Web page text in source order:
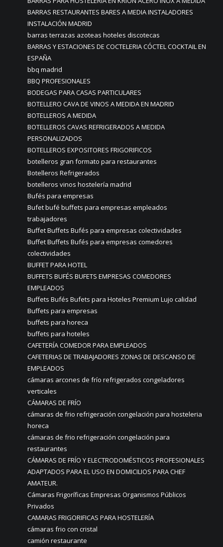
BARRAS RESTAURANTES BARES A MEDIA INSTALADORES
INSTALACIÓN MADRID
barras terrazas azoteas hoteles discotecas
BARRAS Y ESTACIONES DE COCTELERIA CÓCTEL COCKTAIL EN
ESPAÑA
bbq madrid
BBQ PROFESIONALES
BODEGAS PARA CASAS PARTICULARES
BOTELLERO CAVA DE VINOS A MEDIDA EN MADRID
BOTELLEROS A MEDIDA
BOTELLEROS CAVAS REFRIGERADOS A MEDIDA
PERSONALIZADOS
BOTELLEROS EXPOSITORES FRIGORIFICOS
botelleros gran formato para restaurantes
Botelleros Refrigerados
botelleros vinos hostelería madrid
Bufés para empresas
Bufet bufé buffets para empresas empleados
trabajadores
Buffet Buffets Bufés para empresas colectividades
Buffet Buffets Bufés para empresas comedores
colectividades
BUFFET PARA HOTEL
BUFFETS BUFÉS BUFETS EMPRESAS COMEDORES
EMPLEADOS
Buffets Bufés Bufets para Hoteles Premium Lujo calidad
Buffets para empresas
buffets para horeca
buffets para hoteles
CAFETERÍA COMEDOR PARA EMPLEADOS
CAFETERIAS DE TRABAJADORES ZONAS DE DESCANSO DE
EMPLEADOS
cámaras arcones de frío refrigerados congeladores
verticales
CÁMARAS DE FRÍO
cámaras de frio refrigeración congelación para hosteleria
horeca
cámaras de frio refrigeración congelación para
restaurantes
CÁMARAS DE FRÍO Y ELECTRODOMÉSTICOS PROFESIONALES
ADAPTADOS PARA EL USO EN DOMICILIOS PARA CHEF
AMATEUR.
Cámaras Frigoríficas Empresas Organismos Públicos
Privados
CAMARAS FRIGORIFICAS PARA HOSTELERÍA
cámaras frio con cristal
camión restaurante